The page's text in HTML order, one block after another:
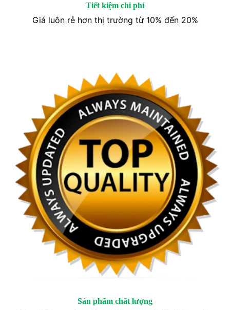
Tiết kiệm chi phí
Giá luôn rẻ hơn thị trường từ 10% đến 20%
Sản phẩm chất lượng